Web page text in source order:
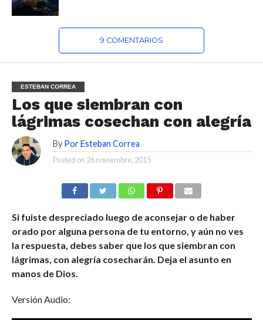
9 COMENTARIOS
ESTEBAN CORREA
Los que siembran con
lágrimas cosechan con alegría
By Por Esteban Correa
Posted on 26 noviembre, 2015
Si fuiste despreciado luego de aconsejar o de haber
orado por alguna persona de tu entorno, y aún no ves
la respuesta, debes saber que los que siembran con
lágrimas, con alegría cosecharán. Deja el asunto en
manos de Dios.
Versión Audio: